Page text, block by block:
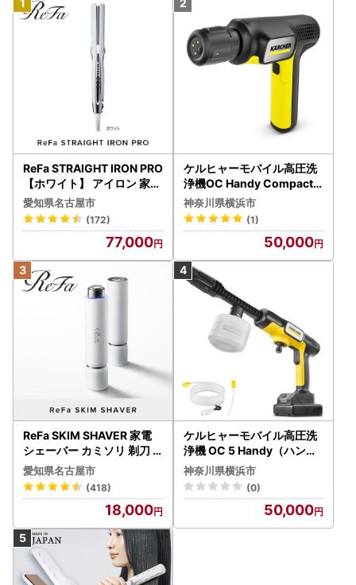
ReFa STRAIGHT IRON PRO
【ホワイト】 アイロン 家電
美容 リファ アイロン
愛知県名古屋市
(172)
77,000
ケルヒャーモバイル高圧洗
浄機OC Handy Compact
（ハンディエア） APV000
7
神奈川県横浜市
(1)
50,000
ReFa SKIM SHAVER 家電
シェーバー カミソリ 剃刀
シェーバー
愛知県名古屋市
(418)
18,000
ケルヒャーモバイル高圧洗
浄機 OC 5 Handy（ハンデ
ィジェット） APV0006
神奈川県横浜市
(0)
50,000